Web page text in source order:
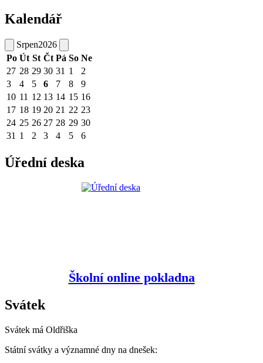
Kalendář
Srpen2026
Po Út St Čt Pá So Ne
27 28 29 30 31 1
2
3
4 5 6 7 8
9
10 11 12 13 14 15 16
17 18 19 20 21 22 23
24 25 26 27 28 29 30
31 1 2 3 4 5 6
Úřední deska
Školní online pokladna
Svátek
Svátek má Oldřiška
Státní svátky a významné dny na dnešek: